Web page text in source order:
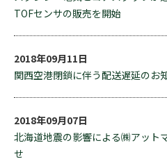
TOFセンサの販売を開始
2018年09月11日
関西空港閉鎖に伴う配送遅延のお
2018年09月07日
北海道地震の影響による㈱アット
せ